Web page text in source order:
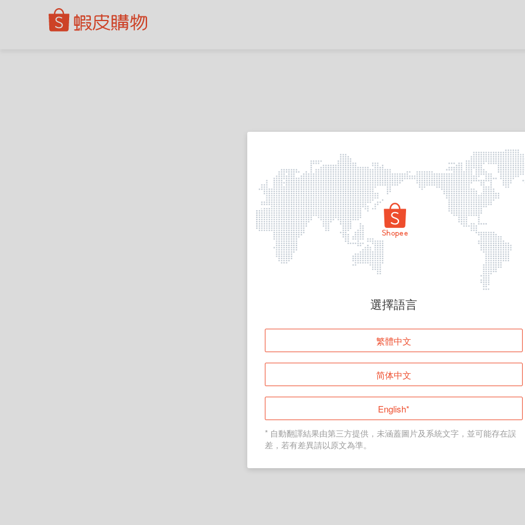
頁面無法顯示
登入
返回首頁
選擇語言
繁體中文
简体中文
English*
* 自動翻譯結果由第三方提供，未涵蓋圖片及系統文字，並可能存在誤
差，若有差異請以原文為準。